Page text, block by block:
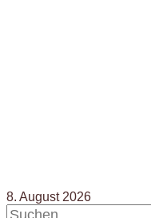
8. August 2026
Suchen